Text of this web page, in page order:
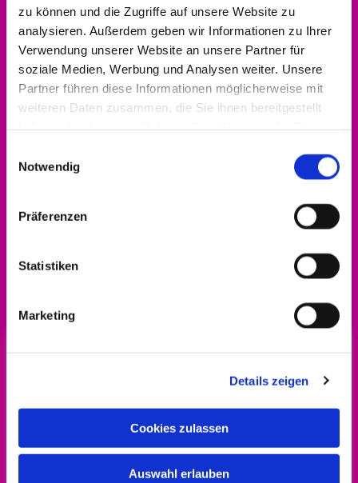
zu können und die Zugriffe auf unsere Website zu
analysieren. Außerdem geben wir Informationen zu Ihrer
Verwendung unserer Website an unsere Partner für
soziale Medien, Werbung und Analysen weiter. Unsere
Partner führen diese Informationen möglicherweise mit
weiteren Daten zusammen, die Sie ihnen bereitgestellt
Notwendig
Präferenzen
Statistiken
Marketing
Details zeigen
Cookies zulassen
Auswahl erlauben
Alle Infos zum Engagement-Förderpreis gibt